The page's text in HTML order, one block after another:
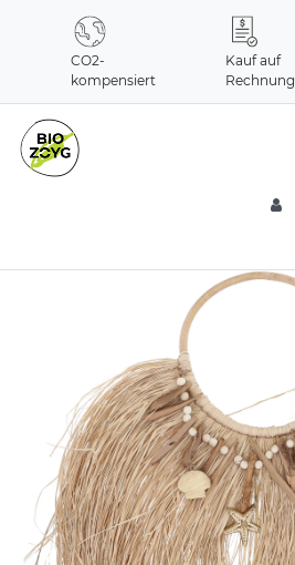
CO2-
kompensiert
Kauf auf
Rechnung